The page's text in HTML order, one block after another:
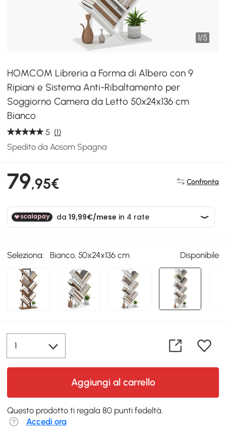
1/5
HOMCOM Libreria a Forma di Albero con 9
Ripiani e Sistema Anti-Ribaltamento per
Soggiorno Camera da Letto 50x24x136 cm
Bianco
5 (1)
Spedito da Aosom Spagna
79,95€ Confronta
Seleziona: Bianco, 50x24x136 cm Disponibile
Aggiungi al carrello
Questo prodotto ti regala 80 punti fedeltà.
Accedi ora